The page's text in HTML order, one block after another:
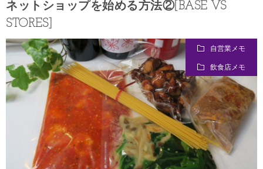
メ
業
モ
ソ
ン
メ
生
メ
モ
ぶ
や
ネットショップを始める方法②[BASE VS
STORES]
自営業メモ
飲食店メモ